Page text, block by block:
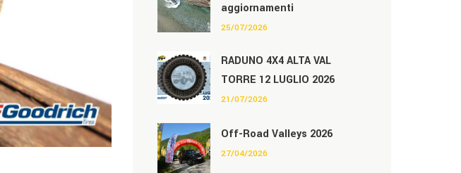
aggiornamenti
25/07/2026
RADUNO 4X4 ALTA VAL
TORRE 12 LUGLIO 2026
21/07/2026
Off-Road Valleys 2026
27/04/2026